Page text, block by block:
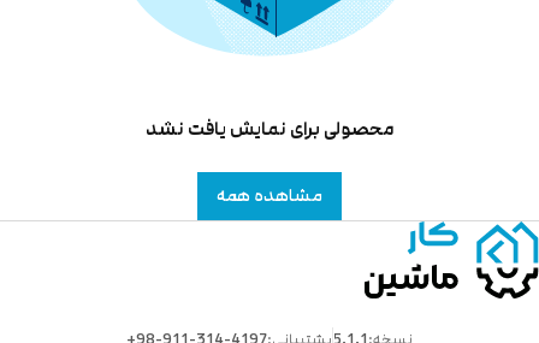
محصولی برای نمایش یافت نشد
مشاهده همه